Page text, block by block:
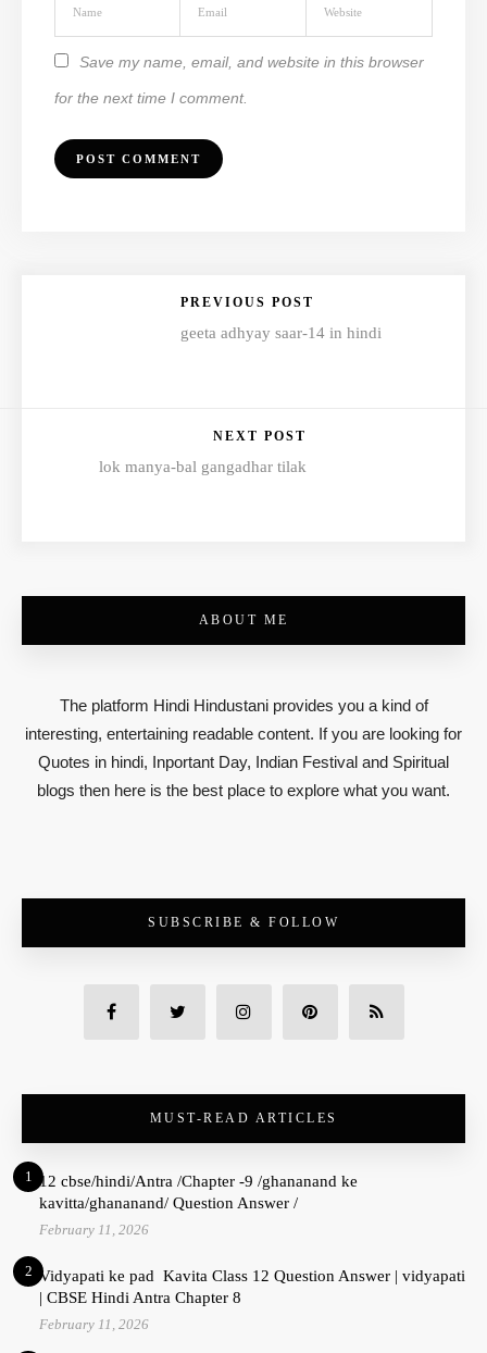
Save my name, email, and website in this browser
for the next time I comment.
PREVIOUS POST
geeta adhyay saar-14 in hindi
NEXT POST
lok manya-bal gangadhar tilak
ABOUT ME
The platform Hindi Hindustani provides you a kind of
interesting, entertaining readable content. If you are looking for
Quotes in hindi, Inportant Day, Indian Festival and Spiritual
blogs then here is the best place to explore what you want.
SUBSCRIBE & FOLLOW
MUST-READ ARTICLES
1 12 cbse/hindi/Antra /Chapter -9 /ghananand ke
kavitta/ghananand/ Question Answer /
February 11, 2026
2 Vidyapati ke pad Kavita Class 12 Question Answer | vidyapati
| CBSE Hindi Antra Chapter 8
February 11, 2026